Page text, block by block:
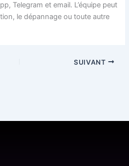
Telegram et email. L’équipe peut
le dépannage ou toute autre
SUIVANT